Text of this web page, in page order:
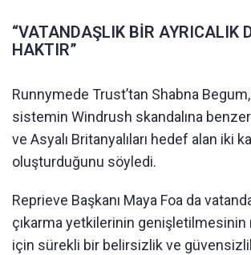
“VATANDAŞLIK BİR AYRICALIK
HAKTIR”
Runnymede Trust’tan Shabna
sistemin Windrush skandalına
ve Asyalı Britanyalıları hedef alan iki
oluşturduğunu söyledi.
Reprieve Başkanı Maya Foa da
çıkarma yetkilerinin genişletilmesinin
için sürekli bir belirsizlik ve